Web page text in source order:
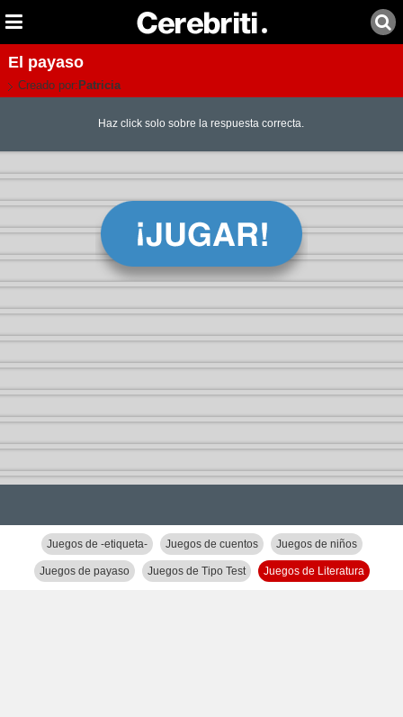
El payaso
Creado por: Patricia
Haz click solo sobre la respuesta correcta.
Juegos de -etiqueta- Juegos de cuentos Juegos de niños
Juegos de payaso Juegos de Tipo Test Juegos de Literatura